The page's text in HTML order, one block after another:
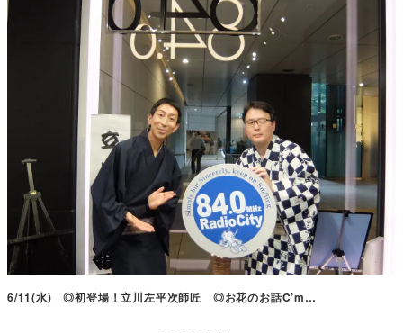
6/11(水) ◎初登場！立川左平次師匠 ◎お花のお話C’m…